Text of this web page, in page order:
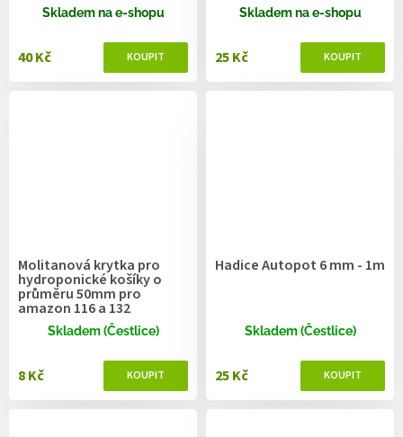
Skladem na e-shopu
40 Kč
Skladem na e-shopu
25 Kč
Molitanová krytka pro
hydroponické košíky o
průměru 50mm pro
amazon 116 a 132
Skladem (Čestlice)
8 Kč
Hadice Autopot 6 mm - 1m
Skladem (Čestlice)
25 Kč